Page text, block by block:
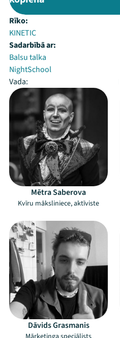
Rīko:
KINETIC
Sadarbībā ar:
Balsu talka
NightSchool
Vada:
Mētra Saberova
Kvīru māksliniece, aktīviste
Dāvids Grasmanis